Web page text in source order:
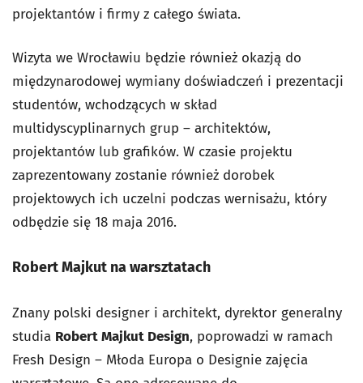
projektantów i firmy z całego świata.
Wizyta we Wrocławiu będzie również okazją do
międzynarodowej wymiany doświadczeń i prezentacji
studentów, wchodzących w skład
multidyscyplinarnych grup – architektów,
projektantów lub grafików. W czasie projektu
zaprezentowany zostanie również dorobek
projektowych ich uczelni podczas wernisażu, który
odbędzie się 18 maja 2016.
Robert Majkut na warsztatach
Znany polski designer i architekt, dyrektor generalny
studia Robert Majkut Design, poprowadzi w ramach
Fresh Design – Młoda Europa o Designie zajęcia